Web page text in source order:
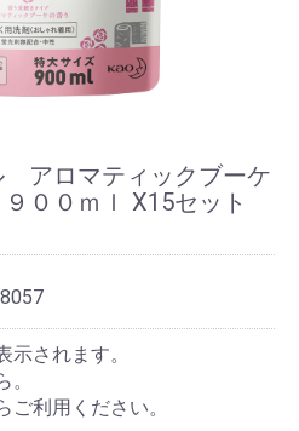
ロマティックブーケ
００ｍｌ X15セット
されます。
。
利用ください。